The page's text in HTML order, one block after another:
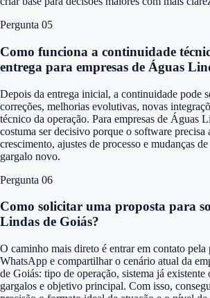
Pergunta 05
Como funciona a continuidade
entrega para empresas de Águas
Depois da entrega inicial, a continuidade pode
correções, melhorias evolutivas, novas
técnico da operação. Para empresas de Águas
costuma ser decisivo porque o software precisa
crescimento, ajustes de processo e mudanças
gargalo novo.
Pergunta 06
Como solicitar uma proposta para
Lindas de Goiás?
O caminho mais direto é entrar em contato pela
WhatsApp e compartilhar o cenário atual da
de Goiás: tipo de operação, sistema já existente
gargalos e objetivo principal. Com isso,